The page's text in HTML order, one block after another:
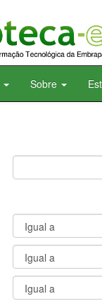
Sobre